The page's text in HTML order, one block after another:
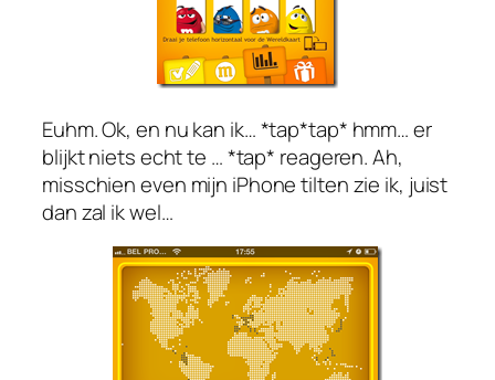
Euhm. Ok, en nu kan ik… *tap*tap* hmm… er
blijkt niets echt te … *tap* reageren. Ah,
misschien even mijn iPhone tilten zie ik, juist
dan zal ik wel…